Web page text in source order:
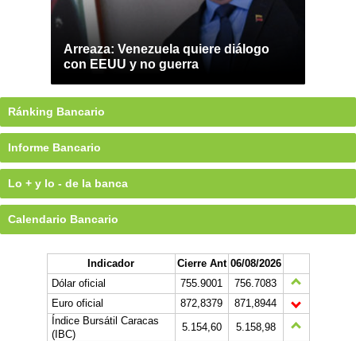
Arreaza: Venezuela quiere diálogo
con EEUU y no guerra
Ránking Bancario
Informe Bancario
Lo + y lo - de la banca
Calendario Bancario
Indicador Cierre Ant 06/08/2026
Dólar oficial
755.9001
756.7083
Euro oficial
872,8379
871,8944
Índice Bursátil Caracas
(IBC)
5.154,60
5.158,98